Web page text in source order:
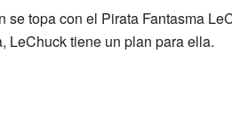
topa con el Pirata Fantasma
LeChuck tiene un plan para ella.